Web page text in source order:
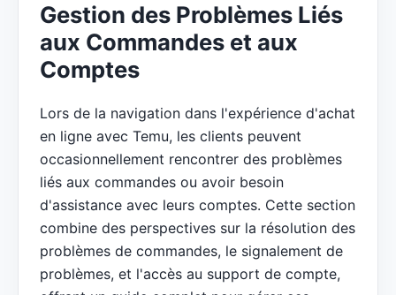
Gestion des Problèmes Liés
aux Commandes et aux
Comptes
Lors de la navigation dans l'expérience d'achat
en ligne avec Temu, les clients peuvent
occasionnellement rencontrer des problèmes
liés aux commandes ou avoir besoin
d'assistance avec leurs comptes. Cette section
combine des perspectives sur la résolution des
problèmes de commandes, le signalement de
problèmes, et l'accès au support de compte,